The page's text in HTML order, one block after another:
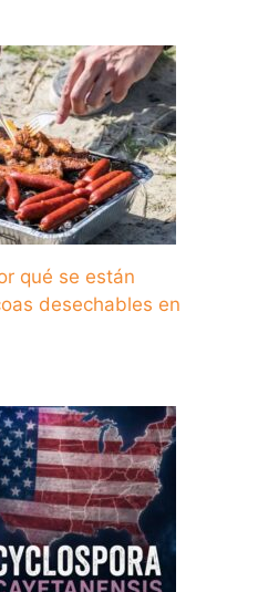
qué se están
desechables en